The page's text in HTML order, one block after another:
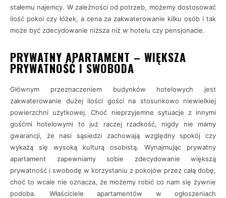
stałemu najemcy. W zależności od potrzeb, możemy dostosować
ilość pokoi czy łóżek, a cena za zakwaterowanie kilku osób i tak
może być zdecydowanie niższa niż w hotelu czy pensjonacie.
PRYWATNY APARTAMENT – WIĘKSZA
PRYWATNOŚĆ I SWOBODA
Głównym przeznaczeniem budynków hotelowych jest
zakwaterowanie dużej ilości gości na stosunkowo niewielkiej
powierzchni użytkowej. Choć nieprzyjemne sytuacje z innymi
gośćmi hotelowymi to już raczej rzadkość, nigdy nie mamy
gwarancji, że nasi sąsiedzi zachowają względny spokój czy
wykażą się wysoką kulturą osobistą. Wynajmując prywatny
apartament zapewniamy sobie zdecydowanie większą
prywatność i swobodę w korzystaniu z pokojów przez całą dobę,
choć to wcale nie oznacza, że możemy robić co nam się żywnie
podoba. Właściciele apartamentów w ogłoszeniach